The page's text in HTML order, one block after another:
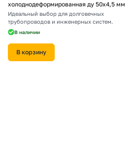
холоднодеформированная ду 50х4,5 мм
Идеальный выбор для долговечных
трубопроводов и инженерных систем.
В наличии
В корзину